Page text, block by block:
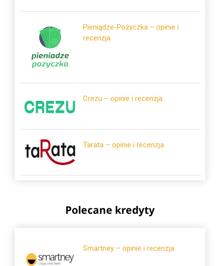
Pieniądze-Pożyczka – opinie i
recenzja
Crezu – opinie i recenzja
Tarata – opinie i recenzja
Polecane kredyty
Smartney – opinie i recenzja